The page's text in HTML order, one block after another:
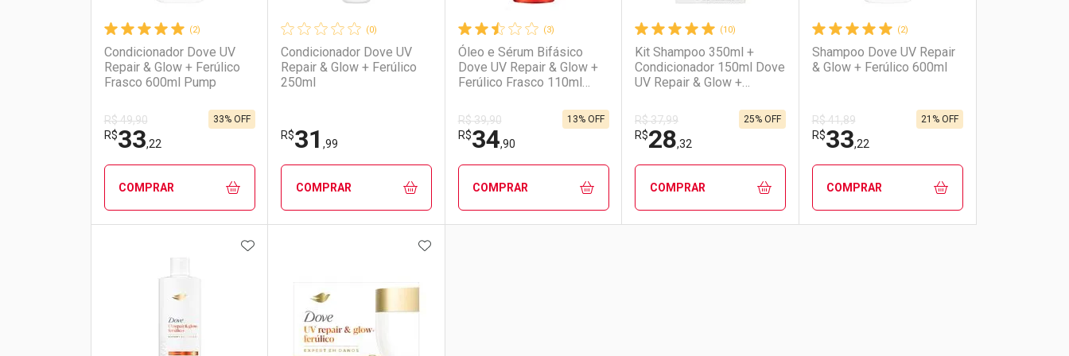
(2)
Condicionador Dove UV
Repair & Glow + Ferúlico
Frasco 600ml Pump
R$ 49,90
R$33,22
33% OFF
COMPRAR
Laboratório
Por Menos
(0)
Condicionador Dove UV
Repair & Glow + Ferúlico
250ml
R$31 ,99
COMPRAR
Laboratório
(3)
Óleo e Sérum Bifásico
Dove UV Repair & Glow +
Ferúlico Frasco 110ml
R$ 39,90
R$34,90
13% OFF
COMPRAR
(10)
Kit Shampoo 350ml +
Condicionador 150ml Dove
UV Repair & Glow +
R$ 37,99
R$28,32
25% OFF
COMPRAR
(2)
Shampoo Dove UV Repair
& Glow + Ferúlico 600ml
R$ 41,89
R$33,22
21% OFF
COMPRAR
ADICIONAR AOS FAVORITOSADICIONAR AOS FAVORITOS